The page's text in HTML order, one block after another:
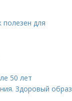
полезен для
50 лет
Здоровый образ